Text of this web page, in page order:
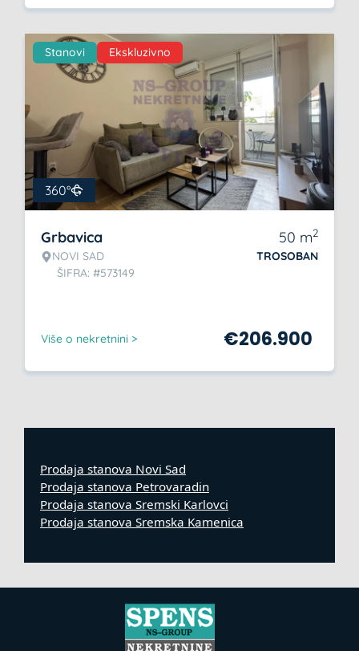
Stanovi Ekskluzivno
360°
Grbavica
NOVI SAD
ŠIFRA: #573149
50 m2
TROSOBAN
Više o nekretnini > €206.900
Prodaja stanova Novi Sad
Prodaja stanova Petrovaradin
Prodaja stanova Sremski Karlovci
Prodaja stanova Sremska Kamenica